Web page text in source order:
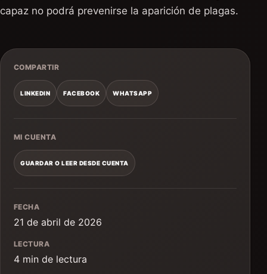
capaz no podrá prevenirse la aparición de plagas.
COMPARTIR
LINKEDIN FACEBOOK WHATSAPP
MI CUENTA
GUARDAR O LEER DESDE CUENTA
FECHA
21 de abril de 2026
LECTURA
4 min de lectura